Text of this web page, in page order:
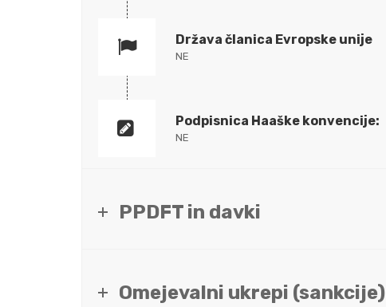
Država članica Evropske unije
NE
Podpisnica Haaške konvencije:
NE
PPDFT in davki
Omejevalni ukrepi (sankcije)